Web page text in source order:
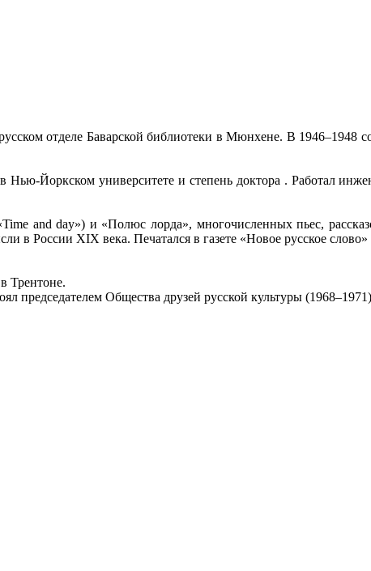
отделе Баварской библиотеки в Мюнхене. В 1946–1948
Йоркском университете и степень доктора . Работал
and day») и «Полюс лорда», многочисленных пьес,
в России XIX века. Печатался в газете «Новое русское
Трентоне.
председателем Общества друзей русской культуры